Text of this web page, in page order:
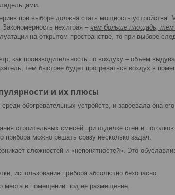
при выборе должна стать мощность устройства.
нехитрая – чем больше площадь,
на открытом пространстве, то при выборе
как производительность по воздуху – объем
тем быстрее будет прогреваться воздух в
и их плюсы
обогревательных устройств, и завоевала она
строительных смесей при отделке стен и
можно решать сразу несколько задач.
сложностей и «непонятностей». Это
использование прибора абсолютно безопасно.
места в помещении под ее размещение.